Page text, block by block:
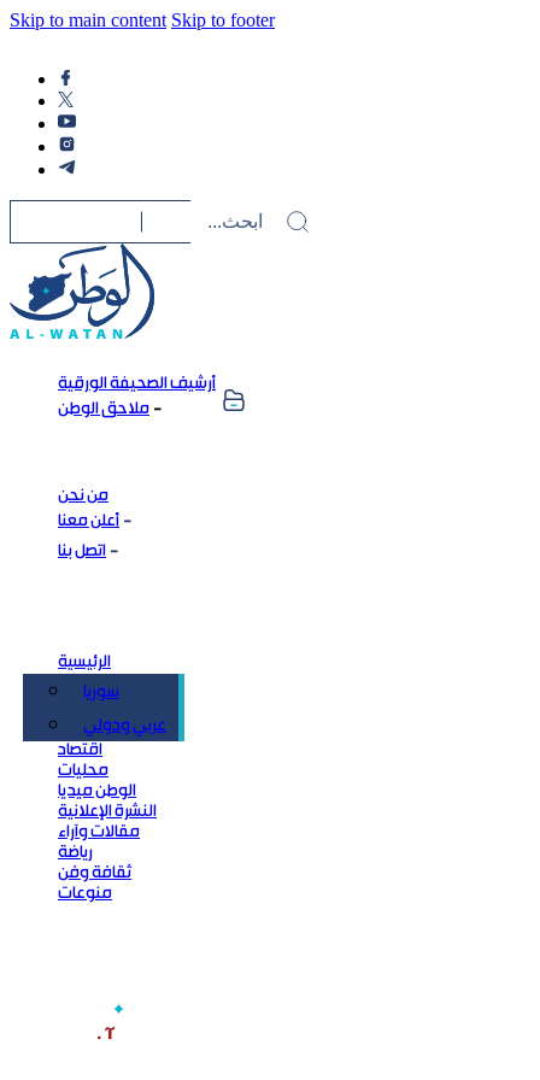
Skip to main content Skip to footer
أرشيف الصحيفة الورقية
ملاحق الوطن
من نحن
أعلن معنا
اتصل بنا
الرئيسية
سوريا
عربي ودولي
اقتصاد
محليات
الوطن ميديا
النشرة الإعلانية
مقالات وآراء
رياضة
ثقافة وفن
منوعات
‫آخر